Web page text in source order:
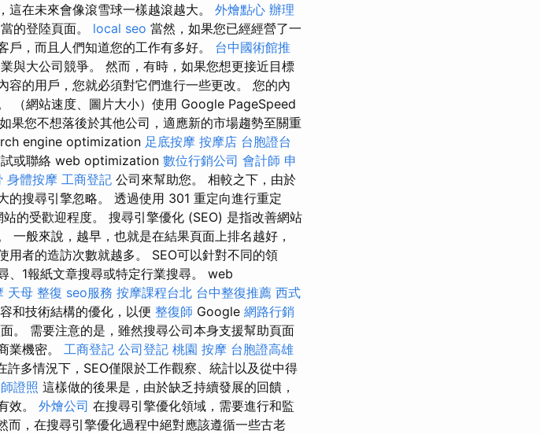
在未來會像滾雪球一樣越滾越大。 外燴點心 辦理
的登陸頁面。 local seo 當然，如果您已經經營了一
，而且人們知道您的工作有多好。 台中國術館推
與大公司競爭。 然而，有時，如果您想更接近目標
的用戶，您就必須對它們進行一些更改。 您的內
（網站速度、圖片大小）使用 Google PageSpeed
您不想落後於其他公司，適應新的市場趨勢至關重
engine optimization 足底按摩 按摩店 台胞證台
試或聯絡 web optimization 數位行銷公司 會計師 申
身體按摩 工商登記 公司來幫助您。 相較之下，由於
的搜尋引擎忽略。 透過使用 301 重定向進行重定
的受歡迎程度。 搜尋引擎優化 (SEO) 是指改善網站
一般來說，越早，也就是在結果頁面上排名越好，
者的造訪次數就越多。 SEO可以針對不同的領
、1報紙文章搜尋或特定行業搜尋。 web
天母 整復 seo服務 按摩課程台北 台中整復推薦 西式
和技術結構的優化，以便 整復師 Google 網路行銷
。 需要注意的是，雖然搜尋公司本身支援幫助頁面
業機密。 工商登記 公司登記 桃園 按摩 台胞證高雄
許多情況下，SEO僅限於工作觀察、統計以及從中得
證照 這樣做的後果是，由於缺乏持續發展的回饋，
效。 外燴公司 在搜尋引擎優化領域，需要進行和監
而，在搜尋引擎優化過程中絕對應該遵循一些古老